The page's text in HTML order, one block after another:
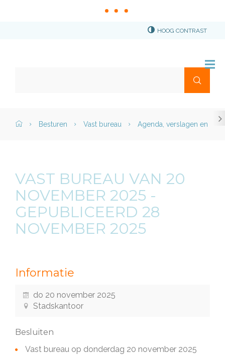
Naar
HOOG CONTRAST
Waar
op
Home">Besturen Vast bureau Agenda, verslagen en
VAST BUREAU VAN 20
NOVEMBER 2025 -
GEPUBLICEERD 28
NOVEMBER 2025
Informatie
do 20 november 2025
Stadskantoor
Besluiten
Vast bureau op donderdag 20 november 2025